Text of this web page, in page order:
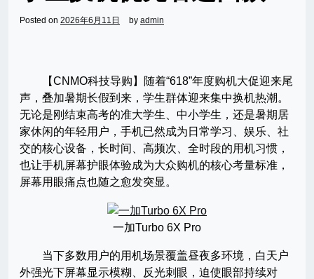
Posted on 2026年6月11日 by admin
【CNMO科技导购】随着“618”年度购机大促迎来尾
声，叠加暑期长假到来，学生群体迎来集中换机热潮。
无论是刚结束高考的准大学生、中小学生，还是暑期居
家休闲的年轻用户，手机已然成为日常学习、娱乐、社
交的核心设备，长时间、高频次、全时段的用机习惯，
也让手机屏幕护眼体验成为大众购机的核心考量标准，
屏幕用眼痛点也随之愈发突显。
一加Turbo 6X Pro
当下多数用户的用机场景覆盖昼夜多环境，白天户
外强光下屏幕显示模糊、反光刺眼，迫使眼部持续对